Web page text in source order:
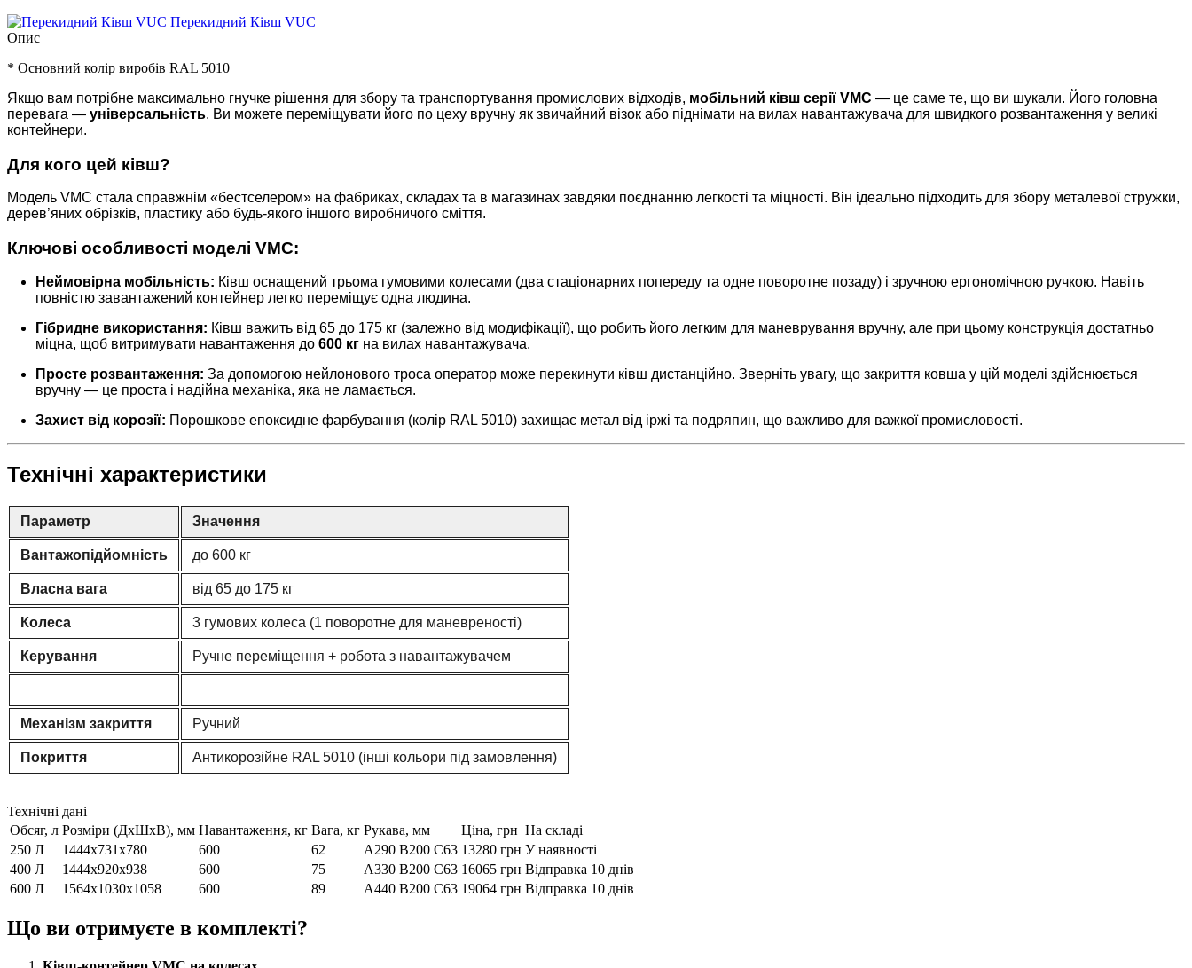
Перекидний Ківш VUC
Опис
* Основний колір виробів RAL 5010
Якщо вам потрібне максимально гнучке рішення для збору та транспортування промислових відходів, мобільний ківш серії VMC — це саме те, що ви шукали. Його головна
перевага — універсальність. Ви можете переміщувати його по цеху вручну як звичайний візок або піднімати на вилах навантажувача для швидкого розвантаження у великі
контейнери.
Для кого цей ківш?
Модель VMC стала справжнім «бестселером» на фабриках, складах та в магазинах завдяки поєднанню легкості та міцності. Він ідеально підходить для збору металевої стружки,
дерев’яних обрізків, пластику або будь-якого іншого виробничого сміття.
Ключові особливості моделі VMC:
Неймовірна мобільність: Ківш оснащений трьома гумовими колесами (два стаціонарних попереду та одне поворотне позаду) і зручною ергономічною ручкою. Навіть
повністю завантажений контейнер легко переміщує одна людина.
Гібридне використання: Ківш важить від 65 до 175 кг (залежно від модифікації), що робить його легким для маневрування вручну, але при цьому конструкція достатньо
міцна, щоб витримувати навантаження до 600 кг на вилах навантажувача.
Просте розвантаження: За допомогою нейлонового троса оператор може перекинути ківш дистанційно. Зверніть увагу, що закриття ковша у цій моделі здійснюється
вручну — це проста і надійна механіка, яка не ламається.
Захист від корозії: Порошкове епоксидне фарбування (колір RAL 5010) захищає метал від іржі та подряпин, що важливо для важкої промисловості.
Технічні характеристики
Параметр Значення
Вантажопідйомність до 600 кг
Власна вага від 65 до 175 кг
Колеса 3 гумових колеса (1 поворотне для маневреності)
Керування Ручне переміщення + робота з навантажувачем
Механізм закриття Ручний
Покриття Антикорозійне RAL 5010 (інші кольори під замовлення)
Технічні дані
Обсяг, л Розміри (ДхШхВ), мм Навантаження, кг Вага, кг Рукава, мм Ціна, грн На складі
250 Л
1444x731x780 600 62 A290 B200 C63 13280 грн У наявності
400 Л
1444x920x938 600 75 A330 B200 C63 16065 грн Відправка 10 днів
600 Л
1564x1030x1058 600 89 A440 B200 C63 19064 грн Відправка 10 днів
Що ви отримуєте в комплекті?